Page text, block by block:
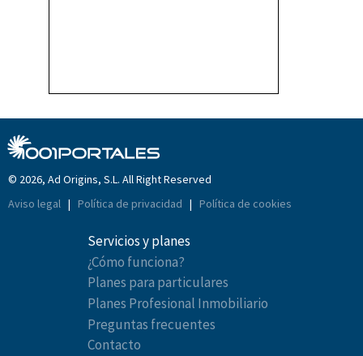
© 2026, Ad Origins, S.L. All Right Reserved
Aviso legal | Política de privacidad | Política de cookies
Servicios y planes
¿Cómo funciona?
Planes para particulares
Planes Profesional Inmobiliario
Preguntas frecuentes
Contacto